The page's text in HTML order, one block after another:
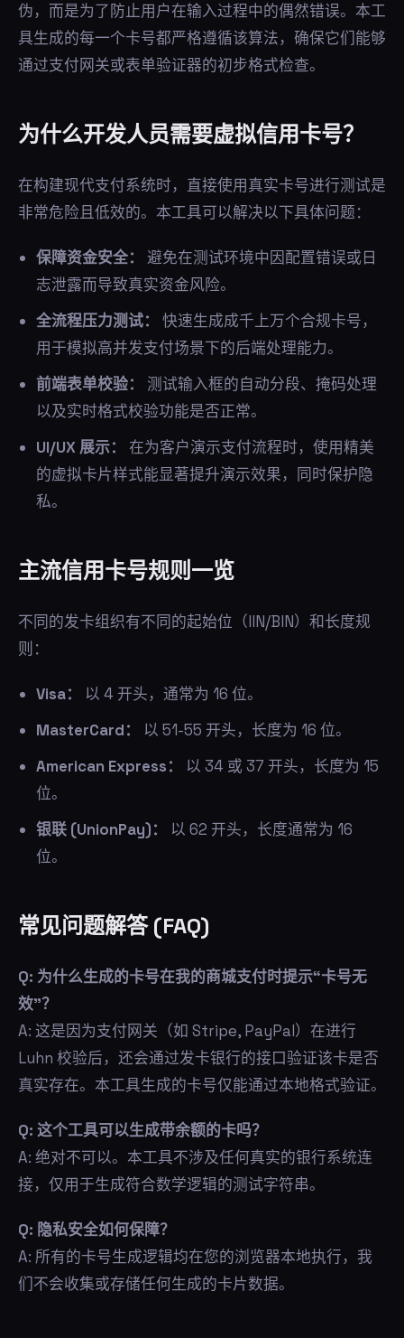
伪，而是为了防止用户在输入过程中的偶然错误。本工
具生成的每一个卡号都严格遵循该算法，确保它们能够
通过支付网关或表单验证器的初步格式检查。
为什么开发人员需要虚拟信用卡号？
在构建现代支付系统时，直接使用真实卡号进行测试是
非常危险且低效的。本工具可以解决以下具体问题：
保障资金安全：
避免在测试环境中因配置错误或日
志泄露而导致真实资金风险。
全流程压力测试：
快速生成成千上万个合规卡号，
用于模拟高并发支付场景下的后端处理能力。
前端表单校验：
测试输入框的自动分段、掩码处理
以及实时格式校验功能是否正常。
UI/UX 展示：
在为客户演示支付流程时，使用精美
的虚拟卡片样式能显著提升演示效果，同时保护隐
私。
主流信用卡号规则一览
不同的发卡组织有不同的起始位（IIN/BIN）和长度规
则：
Visa：
以 4 开头，通常为 16 位。
MasterCard：
以 51-55 开头，长度为 16 位。
American Express：
以 34 或 37 开头，长度为 15
位。
银联 (UnionPay)：
以 62 开头，长度通常为 16
位。
常见问题解答 (FAQ)
Q: 为什么生成的卡号在我的商城支付时提示“卡号无
效”？
A: 这是因为支付网关（如 Stripe, PayPal）在进行
Luhn 校验后，还会通过发卡银行的接口验证该卡是否
真实存在。本工具生成的卡号仅能通过本地格式验证。
Q: 这个工具可以生成带余额的卡吗？
A: 绝对不可以。本工具不涉及任何真实的银行系统连
接，仅用于生成符合数学逻辑的测试字符串。
Q: 隐私安全如何保障？
A: 所有的卡号生成逻辑均在您的浏览器本地执行，我
们不会收集或存储任何生成的卡片数据。